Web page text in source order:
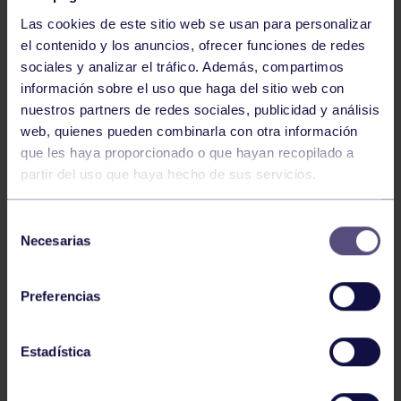
Las cookies de este sitio web se usan para personalizar
el contenido y los anuncios, ofrecer funciones de redes
sociales y analizar el tráfico. Además, compartimos
información sobre el uso que haga del sitio web con
nuestros partners de redes sociales, publicidad y análisis
web, quienes pueden combinarla con otra información
que les haya proporcionado o que hayan recopilado a
partir del uso que haya hecho de sus servicios.
Necesarias
Preferencias
Estadística
Baloncesto
ÚLTIMOS RESULTADOS DE LA SECCIÓN
Baloncesto